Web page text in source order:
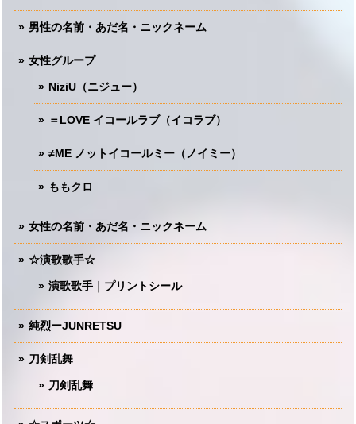
男性の名前・あだ名・ニックネーム
女性グループ
NiziU（ニジュー）
＝LOVE イコールラブ（イコラブ）
≠ME ノットイコールミー（ノイミー）
ももクロ
女性の名前・あだ名・ニックネーム
☆演歌歌手☆
演歌歌手｜プリントシール
純烈ーJUNRETSU
刀剣乱舞
刀剣乱舞